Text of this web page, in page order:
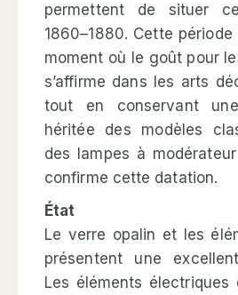
permettent de situer
1860–1880. Cette
moment où le goût pour
s’affirme dans les arts
tout en conservant
héritée des modèles
des lampes à
confirme cette datation.
État
Le verre opalin et les
présentent une
Les éléments